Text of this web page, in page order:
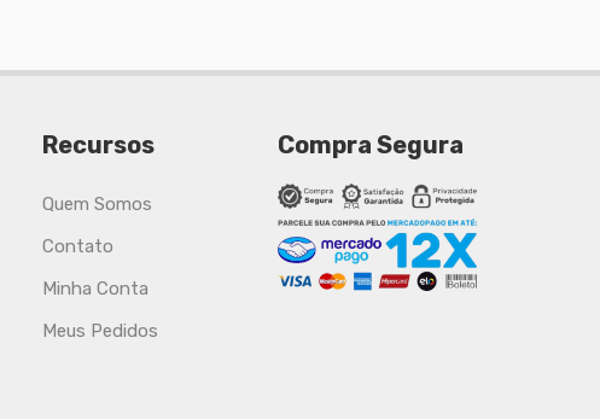
Recursos
Quem Somos
Contato
Minha Conta
Meus Pedidos
Compra Segura